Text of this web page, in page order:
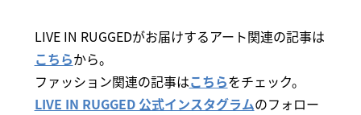
LIVE IN RUGGEDがお届けするアート関連の記事は
こちらから。
ファッション関連の記事はこちらをチェック。
LIVE IN RUGGED 公式インスタグラムのフォロー